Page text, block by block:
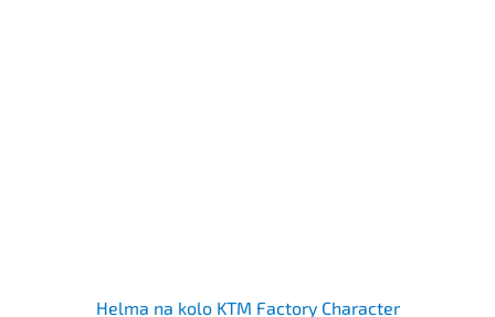
Helma na kolo KTM Factory Character